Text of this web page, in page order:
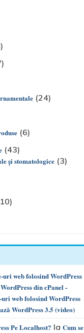
(24)
(6)
(43)
și stomatologice (3)
uri web folosind WordPress
din cPanel -
web folosind WordPress
WordPress 3.5 (video)
Pe Localhost? la Cum se